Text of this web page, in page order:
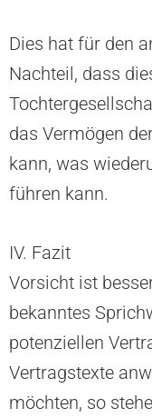
Dies hat für den
Nachteil, dass
das Vermögen
kann, was
führen kann.
IV. Fazit
Vorsicht ist
bekanntes
potenziellen
Vertragstexte
möchten, so